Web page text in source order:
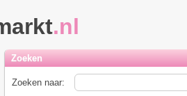
.nl
Zoeken
Zoeken naar: